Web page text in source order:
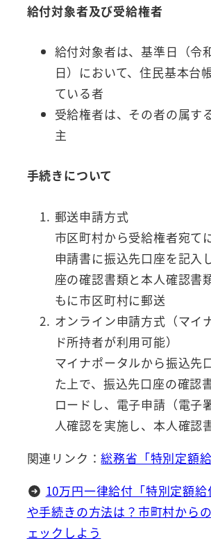
給付対象者及び受給権者
給付対象者は、基準日（令
日）において、住民基本台
ている者
受給権者は、その者の属す
主
手続きについて
郵送申請方式
市区町村から受給権者宛て
申請書に振込先口座を記入
座の確認書類と本人確認書
もに市区町村に郵送
オンライン申請方式（マイ
ド所持者が利用可能）
マイナポータルから振込先
た上で、振込先口座の確認
ロードし、電子申請（電子
人確認を実施し、本人確認
関連リンク：総務省「特別定額給
10万円一律給付「特別定額
や手続きの方法は？市町村から
ェックしよう